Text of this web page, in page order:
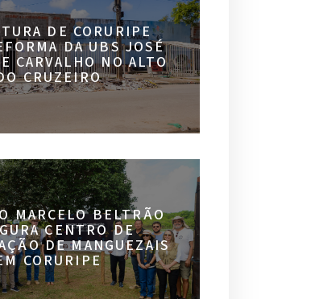
DE CORURIPE
DA UBS JOSÉ
CARVALHO NO ALTO
CRUZEIRO
MARCELO BELTRÃO
CENTRO DE
DE MANGUEZAIS
CORURIPE